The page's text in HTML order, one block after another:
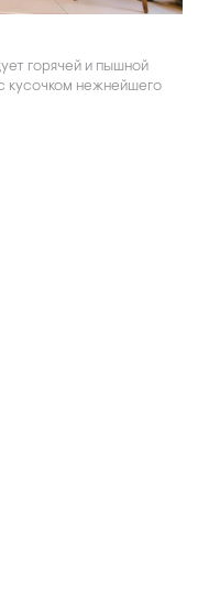
горячей и пышной
кусочком нежнейшего